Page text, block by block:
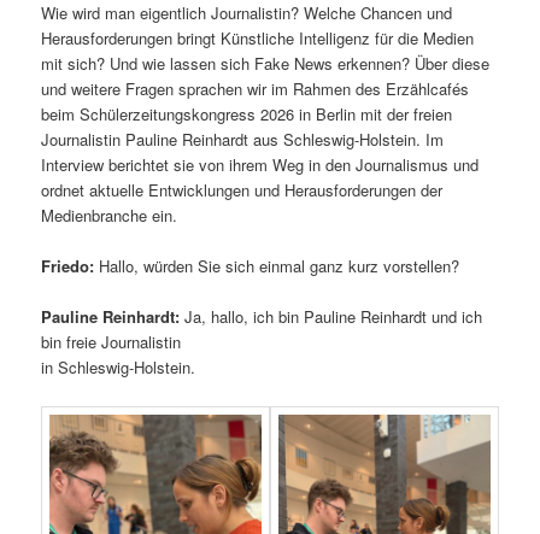
Wie wird man eigentlich Journalistin? Welche Chancen und
Herausforderungen bringt Künstliche Intelligenz für die Medien
mit sich? Und wie lassen sich Fake News erkennen? Über diese
und weitere Fragen sprachen wir im Rahmen des Erzählcafés
beim Schülerzeitungskongress 2026 in Berlin mit der freien
Journalistin Pauline Reinhardt aus Schleswig-Holstein. Im
Interview berichtet sie von ihrem Weg in den Journalismus und
ordnet aktuelle Entwicklungen und Herausforderungen der
Medienbranche ein.
Friedo: Hallo, würden Sie sich einmal ganz kurz vorstellen?
Pauline Reinhardt: Ja, hallo, ich bin Pauline Reinhardt und ich
bin freie Journalistin
in Schleswig-Holstein.